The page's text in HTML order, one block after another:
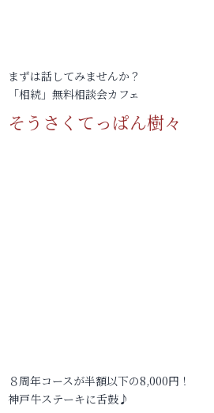
まずは話してみませんか？
「相続」無料相談会カフェ
そうさくてっぱん樹々
８周年コースが半額以下の8,000円！
神戸牛ステーキに舌鼓♪